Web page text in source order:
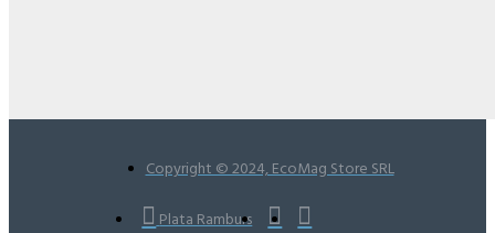
Copyright © 2024, EcoMag Store SRL
Plata Ramburs